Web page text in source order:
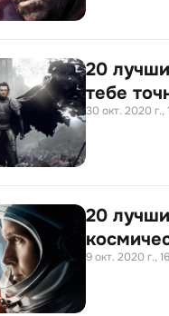
20
тебе
30 окт. 2020 г.,
20
9 окт. 2020 г.,